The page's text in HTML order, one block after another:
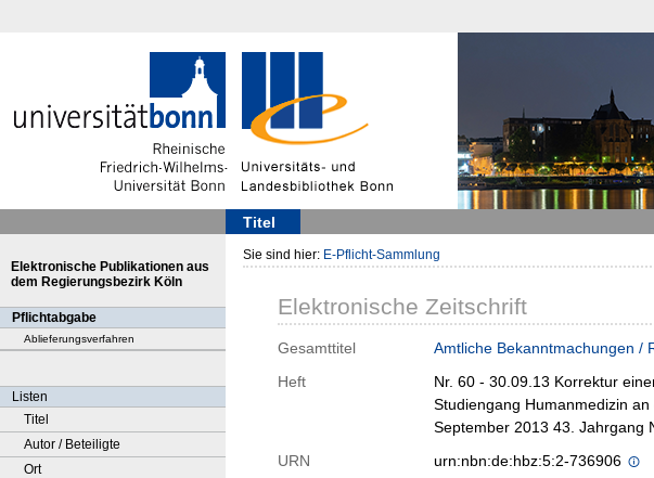
Titel
Elektronische Publikationen aus
dem Regierungsbezirk Köln
Pflichtabgabe
Ablieferungsverfahren
Listen
Titel
Autor / Beteiligte
Ort
Sie sind hier: E-Pflicht-Sammlung
Elektronische Zeitschrift
Gesamttitel
Amtliche Bekanntmachungen /
Heft
Nr. 60 - 30.09.13 Korrektur
Studiengang Humanmedizin
September 2013 43. Jahrgang
URN
urn:nbn:de:hbz:5:2-736906